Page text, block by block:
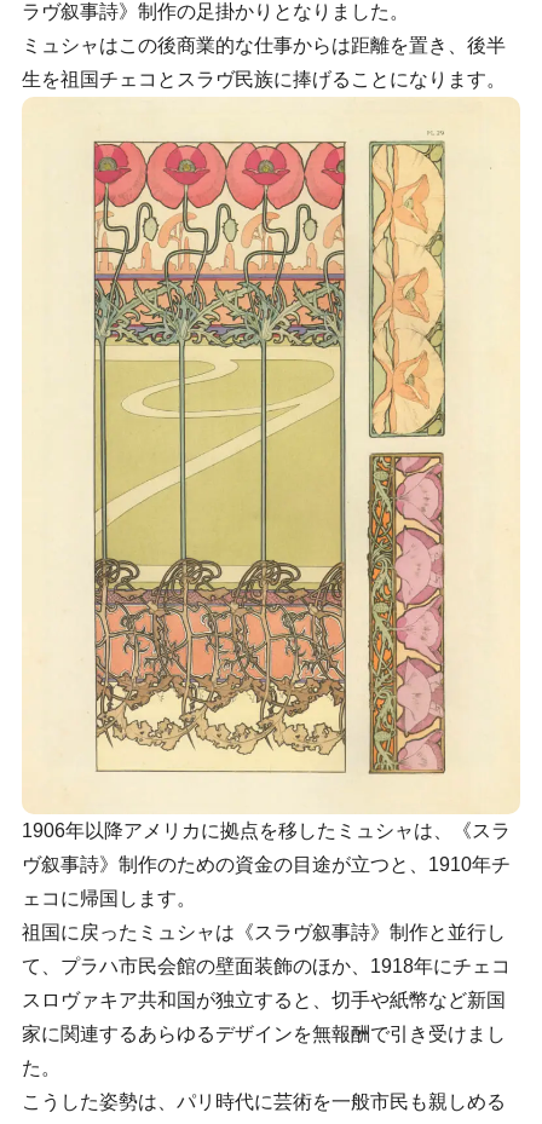
ラヴ叙事詩》制作の足掛かりとなりました。
ミュシャはこの後商業的な仕事からは距離を置き、後半
生を祖国チェコとスラヴ民族に捧げることになります。
1906年以降アメリカに拠点を移したミュシャは、《スラ
ヴ叙事詩》制作のための資金の目途が立つと、1910年チ
ェコに帰国します。
祖国に戻ったミュシャは《スラヴ叙事詩》制作と並行し
て、プラハ市民会館の壁面装飾のほか、1918年にチェコ
スロヴァキア共和国が独立すると、切手や紙幣など新国
家に関連するあらゆるデザインを無報酬で引き受けまし
た。
こうした姿勢は、パリ時代に芸術を一般市民も親しめる